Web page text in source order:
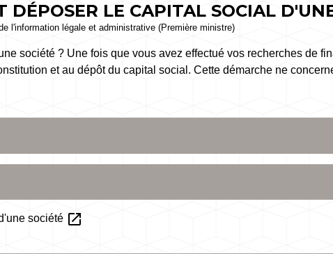
DÉPOSER LE CAPITAL SOCIAL
l'information légale et administrative (Première ministre)
société ? Une fois que vous avez effectué vos recherches de
et au dépôt du capital social. Cette démarche ne
société open_in_new